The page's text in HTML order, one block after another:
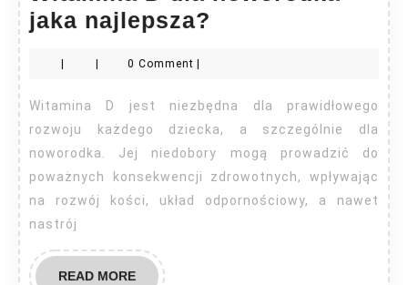
jaka najlepsza?
noworodka
–
jaka
najlepsza?
0 Comment
Witamina D jest niezbędna dla prawidłowego
rozwoju każdego dziecka, a szczególnie dla
noworodka. Jej niedobory mogą prowadzić do
poważnych konsekwencji zdrowotnych, wpływając
na rozwój kości, układ odpornościowy, a nawet
nastrój
READ MOREREAD